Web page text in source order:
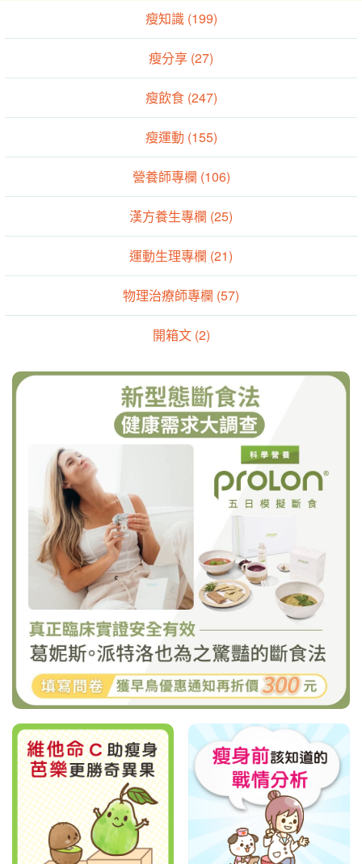
瘦知識 (199)
瘦分享 (27)
瘦飲食 (247)
瘦運動 (155)
營養師專欄 (106)
漢方養生專欄 (25)
運動生理專欄 (21)
物理治療師專欄 (57)
開箱文 (2)